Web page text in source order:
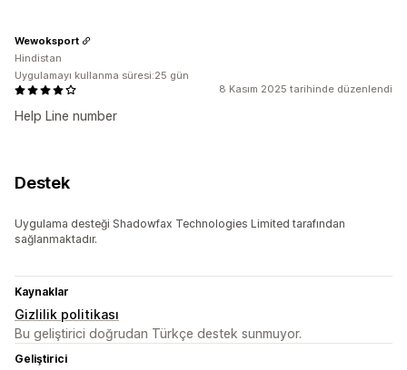
8 Kasım 2025 tarihinde düzenlendi
Help Line number
Wewoksport
Hindistan
Uygulamayı kullanma süresi:25 gün
Destek
Uygulama desteği Shadowfax Technologies Limited tarafından
sağlanmaktadır.
Kaynaklar
Gizlilik politikası
Bu geliştirici doğrudan Türkçe destek sunmuyor.
Geliştirici